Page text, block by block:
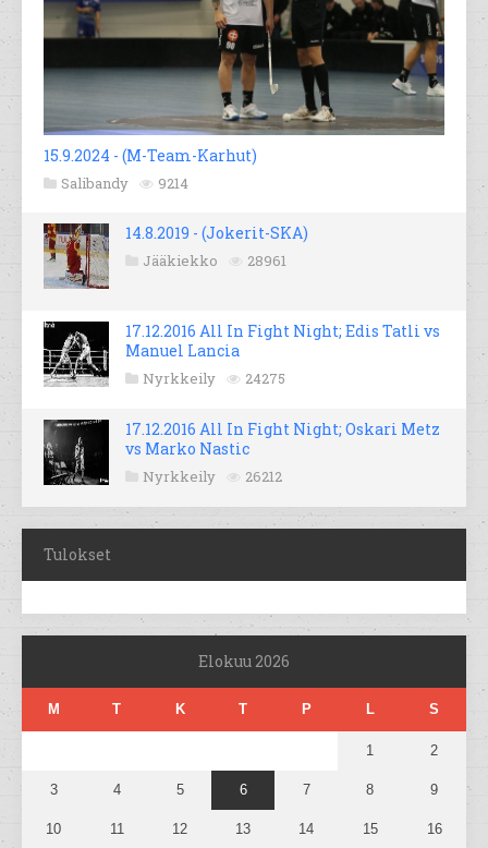
15.9.2024 - (M-Team-Karhut)
Salibandy 9214
14.8.2019 - (Jokerit-SKA)
Jääkiekko 28961
17.12.2016 All In Fight Night; Edis Tatli vs
Manuel Lancia
Nyrkkeily 24275
17.12.2016 All In Fight Night; Oskari Metz
vs Marko Nastic
Nyrkkeily 26212
Tulokset
Elokuu 2026
M T K T P L S
1 2
3 4 5 6 7 8 9
10 11 12 13 14 15 16